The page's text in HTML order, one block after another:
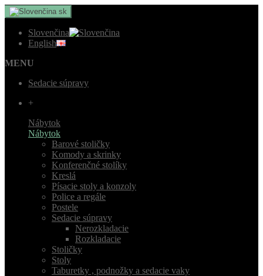
sk
Slovenčina
English
MENU
Sedacie súpravy
+
Nábytok
Nábytok
Barové stoličky
Komody a skrinky
Konferenčné stolíky
Kreslá
Písacie stoly a konzoly
Police a regále
Postele
Sedacie súpravy
Nerozkladacie
Rozkladacie
Stoličky
Stoly
Taburetky , podnožky a sedacie vaky